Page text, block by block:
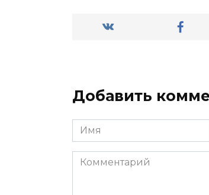
Добавить
Имя
*
Комментарий